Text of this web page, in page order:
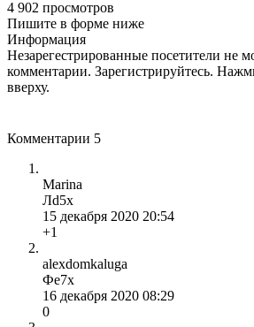
4 902 просмотров
Пишите в форме ниже
Информация
Незарегестрированные посетители не
комментарии. Зарегистрируйтесь.
вверху.
Комментарии 5
Marina
Лd5x
15 декабря 2020 20:54
+1
alexdomkaluga
Фе7x
16 декабря 2020 08:29
0